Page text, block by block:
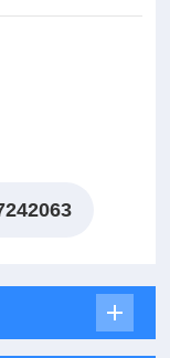
，手动阀，线性滑